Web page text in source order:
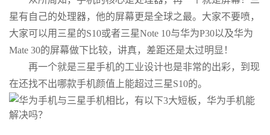
星有自己的处理器，他的屏幕更是全球之最。大家不要喷，
大家可以用三星的S10或者三星Note 10与华为P30以及华为
Mate 30的屏幕做下比较，讲真，差距还是太过明显！
再一个就是三星手机的工业设计也是非常的出彩，到现
在还找不出哪款手机颜值上能超过三星S10的。